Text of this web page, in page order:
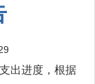
出进度，根据